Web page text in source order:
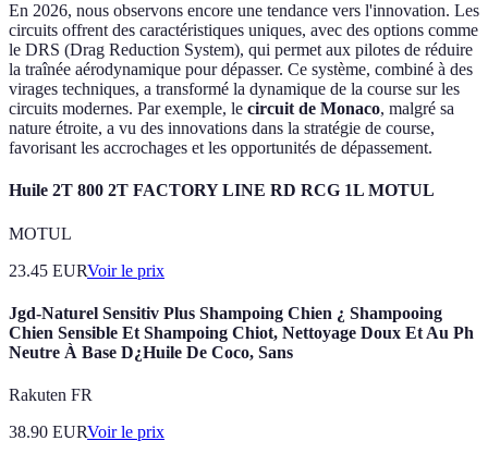
En 2026, nous observons encore une tendance vers l'innovation. Les
circuits offrent des caractéristiques uniques, avec des options comme
le DRS (Drag Reduction System), qui permet aux pilotes de réduire
la traînée aérodynamique pour dépasser. Ce système, combiné à des
virages techniques, a transformé la dynamique de la course sur les
circuits modernes. Par exemple, le circuit de Monaco, malgré sa
nature étroite, a vu des innovations dans la stratégie de course,
favorisant les accrochages et les opportunités de dépassement.
Huile 2T 800 2T FACTORY LINE RD RCG 1L MOTUL
MOTUL
23.45 EURVoir le prix
Jgd-Naturel Sensitiv Plus Shampoing Chien ¿ Shampooing
Chien Sensible Et Shampoing Chiot, Nettoyage Doux Et Au Ph
Neutre À Base D¿Huile De Coco, Sans
Rakuten FR
38.90 EURVoir le prix